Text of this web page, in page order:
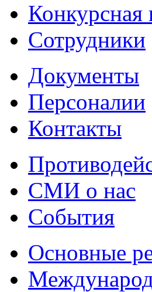
Конкурсная
Сотрудники
Документы
Персоналии
Контакты
СМИ о нас
События
Основные